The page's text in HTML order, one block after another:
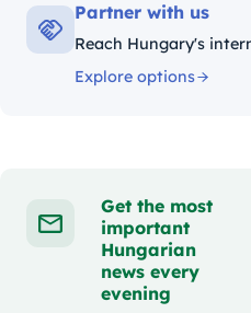
Partner with us
Reach Hungary's
Explore options
Get the most
important
Hungarian
news every
evening